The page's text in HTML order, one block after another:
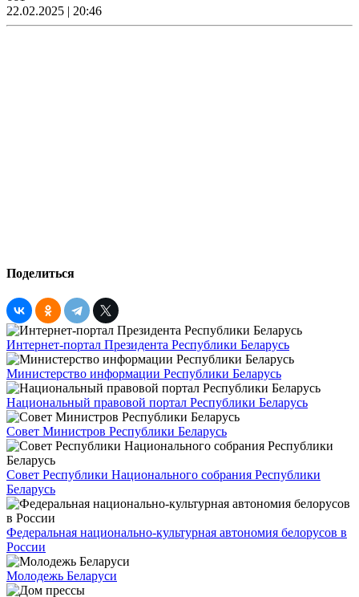
22.02.2025 | 20:46
Поделиться
Интернет-портал Президента Республики Беларусь
Министерство информации Республики Беларусь
Национальный правовой портал Республики Беларусь
Совет Министров Республики Беларусь
Совет Республики Национального собрания Республики
Беларусь
Федеральная национально-культурная автономия белорусов в
России
Молодежь Беларуси